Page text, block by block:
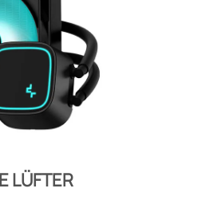
LÜFTER